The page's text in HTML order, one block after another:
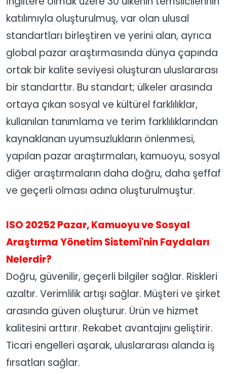
katılımıyla oluşturulmuş, var olan ulusal
standartları birleştiren ve yerini alan, ayrıca
global pazar araştırmasında dünya çapında
ortak bir kalite seviyesi oluşturan uluslararası
bir standarttır. Bu standart; ülkeler arasında
ortaya çıkan sosyal ve kültürel farklılıklar,
kullanılan tanımlama ve terim farklılıklarından
kaynaklanan uyumsuzlukların önlenmesi,
yapılan pazar araştırmaları, kamuoyu, sosyal
diğer araştırmaların daha doğru, daha şeffaf
ve geçerli olması adına oluşturulmuştur.
ISO 20252 Pazar, Kamuoyu ve Sosyal
Araştırma Yönetim Sistemi'nin Faydaları
Nelerdir?
Doğru, güvenilir, geçerli bilgiler sağlar. Riskleri
azaltır. Verimlilik artışı sağlar. Müşteri ve şirket
arasında güven oluşturur. Ürün ve hizmet
kalitesini arttırır. Rekabet avantajını geliştirir.
Ticari engelleri aşarak, uluslararası alanda iş
fırsatları sağlar.